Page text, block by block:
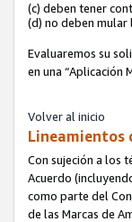
(c) deben tener
(d) no deben
Evaluaremos su
en una “Aplicación
Volver al inicio
Lineamientos
Con sujeción a los
Acuerdo
como parte del
de las Marcas de